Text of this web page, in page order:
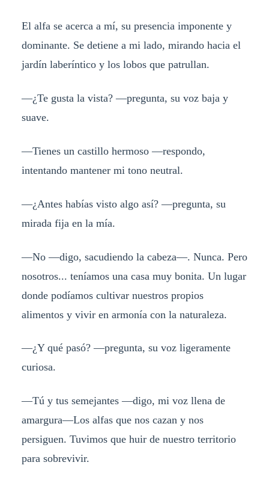
El alfa se acerca a mí, su presencia imponente y
dominante. Se detiene a mi lado, mirando hacia el
jardín laberíntico y los lobos que patrullan.
—¿Te gusta la vista? —pregunta, su voz baja y
suave.
—Tienes un castillo hermoso —respondo,
intentando mantener mi tono neutral.
—¿Antes habías visto algo así? —pregunta, su
mirada fija en la mía.
—No —digo, sacudiendo la cabeza—. Nunca. Pero
nosotros... teníamos una casa muy bonita. Un lugar
donde podíamos cultivar nuestros propios
alimentos y vivir en armonía con la naturaleza.
—¿Y qué pasó? —pregunta, su voz ligeramente
curiosa.
—Tú y tus semejantes —digo, mi voz llena de
amargura—Los alfas que nos cazan y nos
persiguen. Tuvimos que huir de nuestro territorio
para sobrevivir.